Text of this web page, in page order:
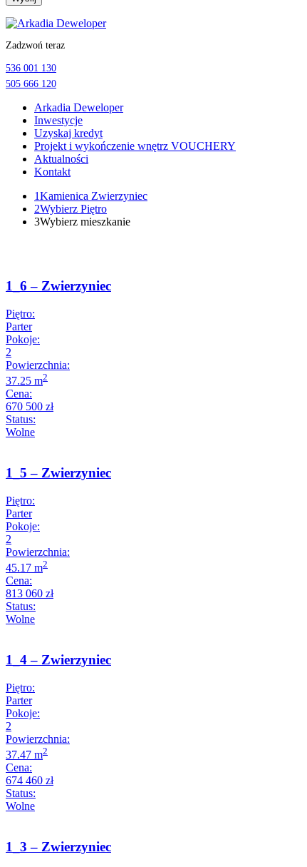
Przejdź
treści
Zadzwoń teraz
536 001 130
505 666 120
Arkadia Deweloper
Inwestycje
Uzyskaj kredyt
Projekt i wykończenie wnętrz VOUCHERY
Aktualności
Kontakt
1Kamienica Zwierzyniec
2Wybierz Piętro
3Wybierz mieszkanie
1_6 – Zwierzyniec
Piętro:
Parter
Pokoje:
2
Powierzchnia:
37.25 m2
Cena:
670 500 zł
Status:
Wolne
1_5 – Zwierzyniec
Piętro:
Parter
Pokoje:
2
Powierzchnia:
45.17 m2
Cena:
813 060 zł
Status:
Wolne
1_4 – Zwierzyniec
Piętro:
Parter
Pokoje:
2
Powierzchnia:
37.47 m2
Cena:
674 460 zł
Status:
Wolne
1_3 – Zwierzyniec